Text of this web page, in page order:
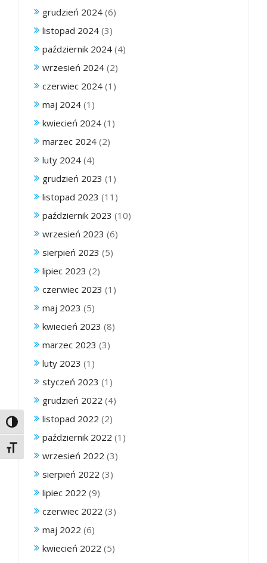
Toggle High Contrast
Toggle Font size
grudzień 2024 (6)
listopad 2024 (3)
październik 2024 (4)
wrzesień 2024 (2)
czerwiec 2024 (1)
maj 2024 (1)
kwiecień 2024 (1)
marzec 2024 (2)
luty 2024 (4)
grudzień 2023 (1)
listopad 2023 (11)
październik 2023 (10)
wrzesień 2023 (6)
sierpień 2023 (5)
lipiec 2023 (2)
czerwiec 2023 (1)
maj 2023 (5)
kwiecień 2023 (8)
marzec 2023 (3)
luty 2023 (1)
styczeń 2023 (1)
grudzień 2022 (4)
listopad 2022 (2)
październik 2022 (1)
wrzesień 2022 (3)
sierpień 2022 (3)
lipiec 2022 (9)
czerwiec 2022 (3)
maj 2022 (6)
kwiecień 2022 (5)